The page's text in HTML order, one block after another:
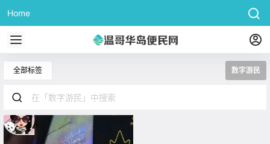
Home
全部标签 数字游民